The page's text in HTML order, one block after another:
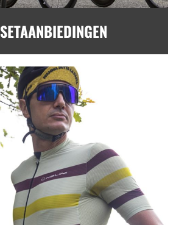
SETAANBIEDINGEN